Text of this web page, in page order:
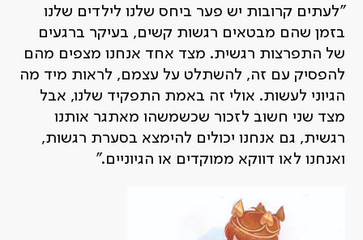
"לעתים קרובות יש פער ביחס שלנו לילדים שלנו
בזמן שהם מבטאים רגשות קשים, בעיקר ברגעים
של התפרצות רגשית. מצד אחד אנחנו מצפים מהם
להפסיק עם זה, להשתלט על עצמם, לראות מיד מה
הגיוני לעשות. אולי זה באמת התפקיד שלנו, אבל
מצד שני חשוב לזכור שכשמשהו מאתגר אותנו
רגשית, גם אנחנו יכולים להימצא בסערת רגשות,
ואנחנו לאו דווקא ממוקדים או הגיוניים."